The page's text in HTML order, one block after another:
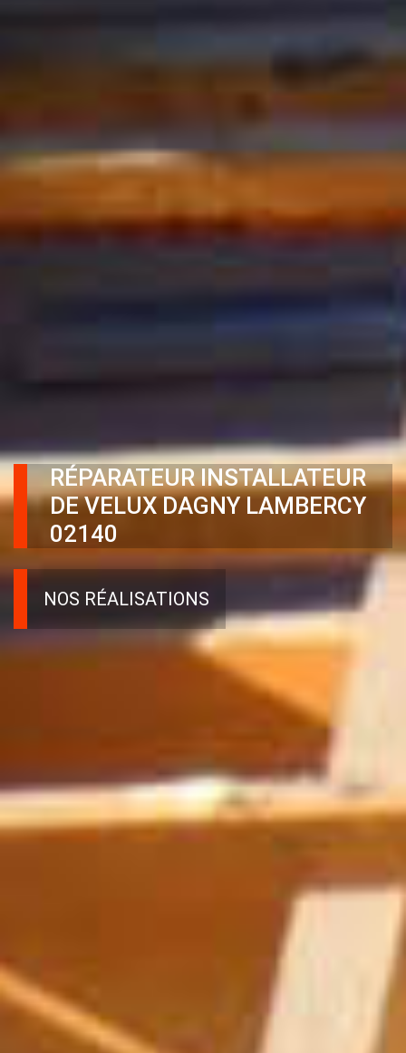
RÉPARATEUR INSTALLATEUR
DE VELUX DAGNY LAMBERCY
02140
NOS RÉALISATIONS